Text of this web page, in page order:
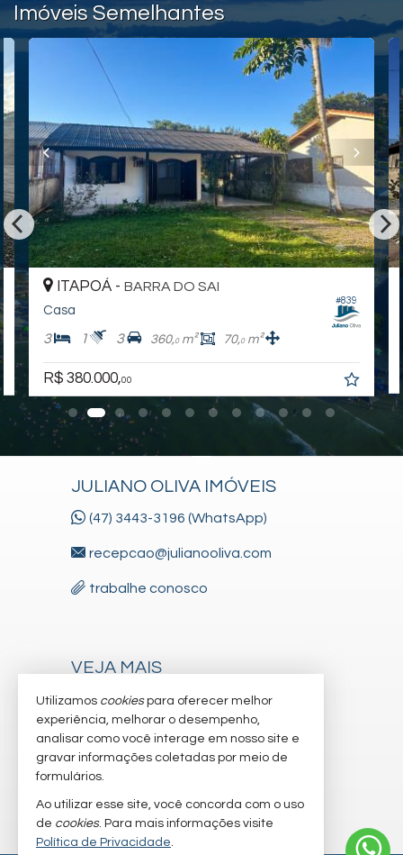
Imóveis Semelhantes
#839
ITAPOÁ -BARRA DO SAI
Casa
3 1 3 360,0m² 70,0m²
R$ 380.000,00
JULIANO OLIVA IMÓVEIS
(47) 3443-3196 (WhatsApp)
recepcao@julianooliva.com
trabalhe conosco
VEJA MAIS
receba nosso newsletter
cadastre seu imóvel
imóveis favoritos
mapa de imóveis
Utilizamos cookiespara oferecer melhor
experiência, melhorar o desempenho,
analisar como você interage em nosso site e
gravar informações coletadas por meio de
formulários.
Ao utilizar esse site, você concorda com o uso
de cookies. Para mais informações visite
Política de Privacidade.